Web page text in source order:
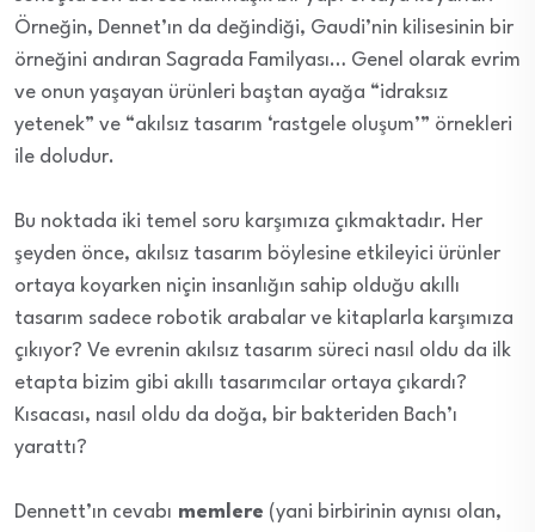
Örneğin, Dennet’ın da değindiği, Gaudi’nin kilisesinin bir
örneğini andıran Sagrada Familyası… Genel olarak evrim
ve onun yaşayan ürünleri baştan ayağa “idraksız
yetenek” ve “akılsız tasarım ‘rastgele oluşum’” örnekleri
ile doludur.
Bu noktada iki temel soru karşımıza çıkmaktadır. Her
şeyden önce, akılsız tasarım böylesine etkileyici ürünler
ortaya koyarken niçin insanlığın sahip olduğu akıllı
tasarım sadece robotik arabalar ve kitaplarla karşımıza
çıkıyor? Ve evrenin akılsız tasarım süreci nasıl oldu da ilk
etapta bizim gibi akıllı tasarımcılar ortaya çıkardı?
Kısacası, nasıl oldu da doğa, bir bakteriden Bach’ı
yarattı?
Dennett’ın cevabı memlere (yani birbirinin aynısı olan,